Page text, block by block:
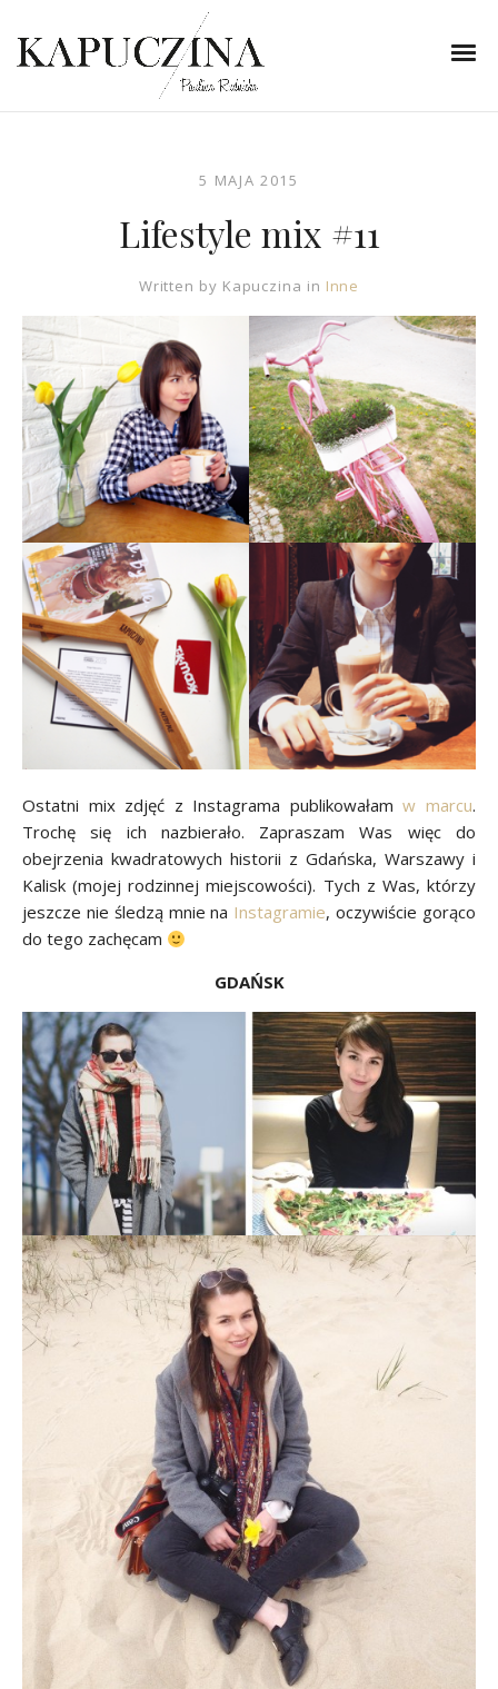
5 MAJA 2015
Lifestyle mix #11
Written by Kapuczina in Inne
Ostatni mix zdjęć z Instagrama publikowałamw marcu.
Trochę się ich nazbierało. Zapraszam Was więc do
obejrzenia kwadratowych historii z Gdańska, Warszawy i
Kalisk (mojej rodzinnej miejscowości). Tych z Was, którzy
jeszcze nie śledzą mnie na Instagramie, oczywiście gorąco
do tego zachęcam
GDAŃSK